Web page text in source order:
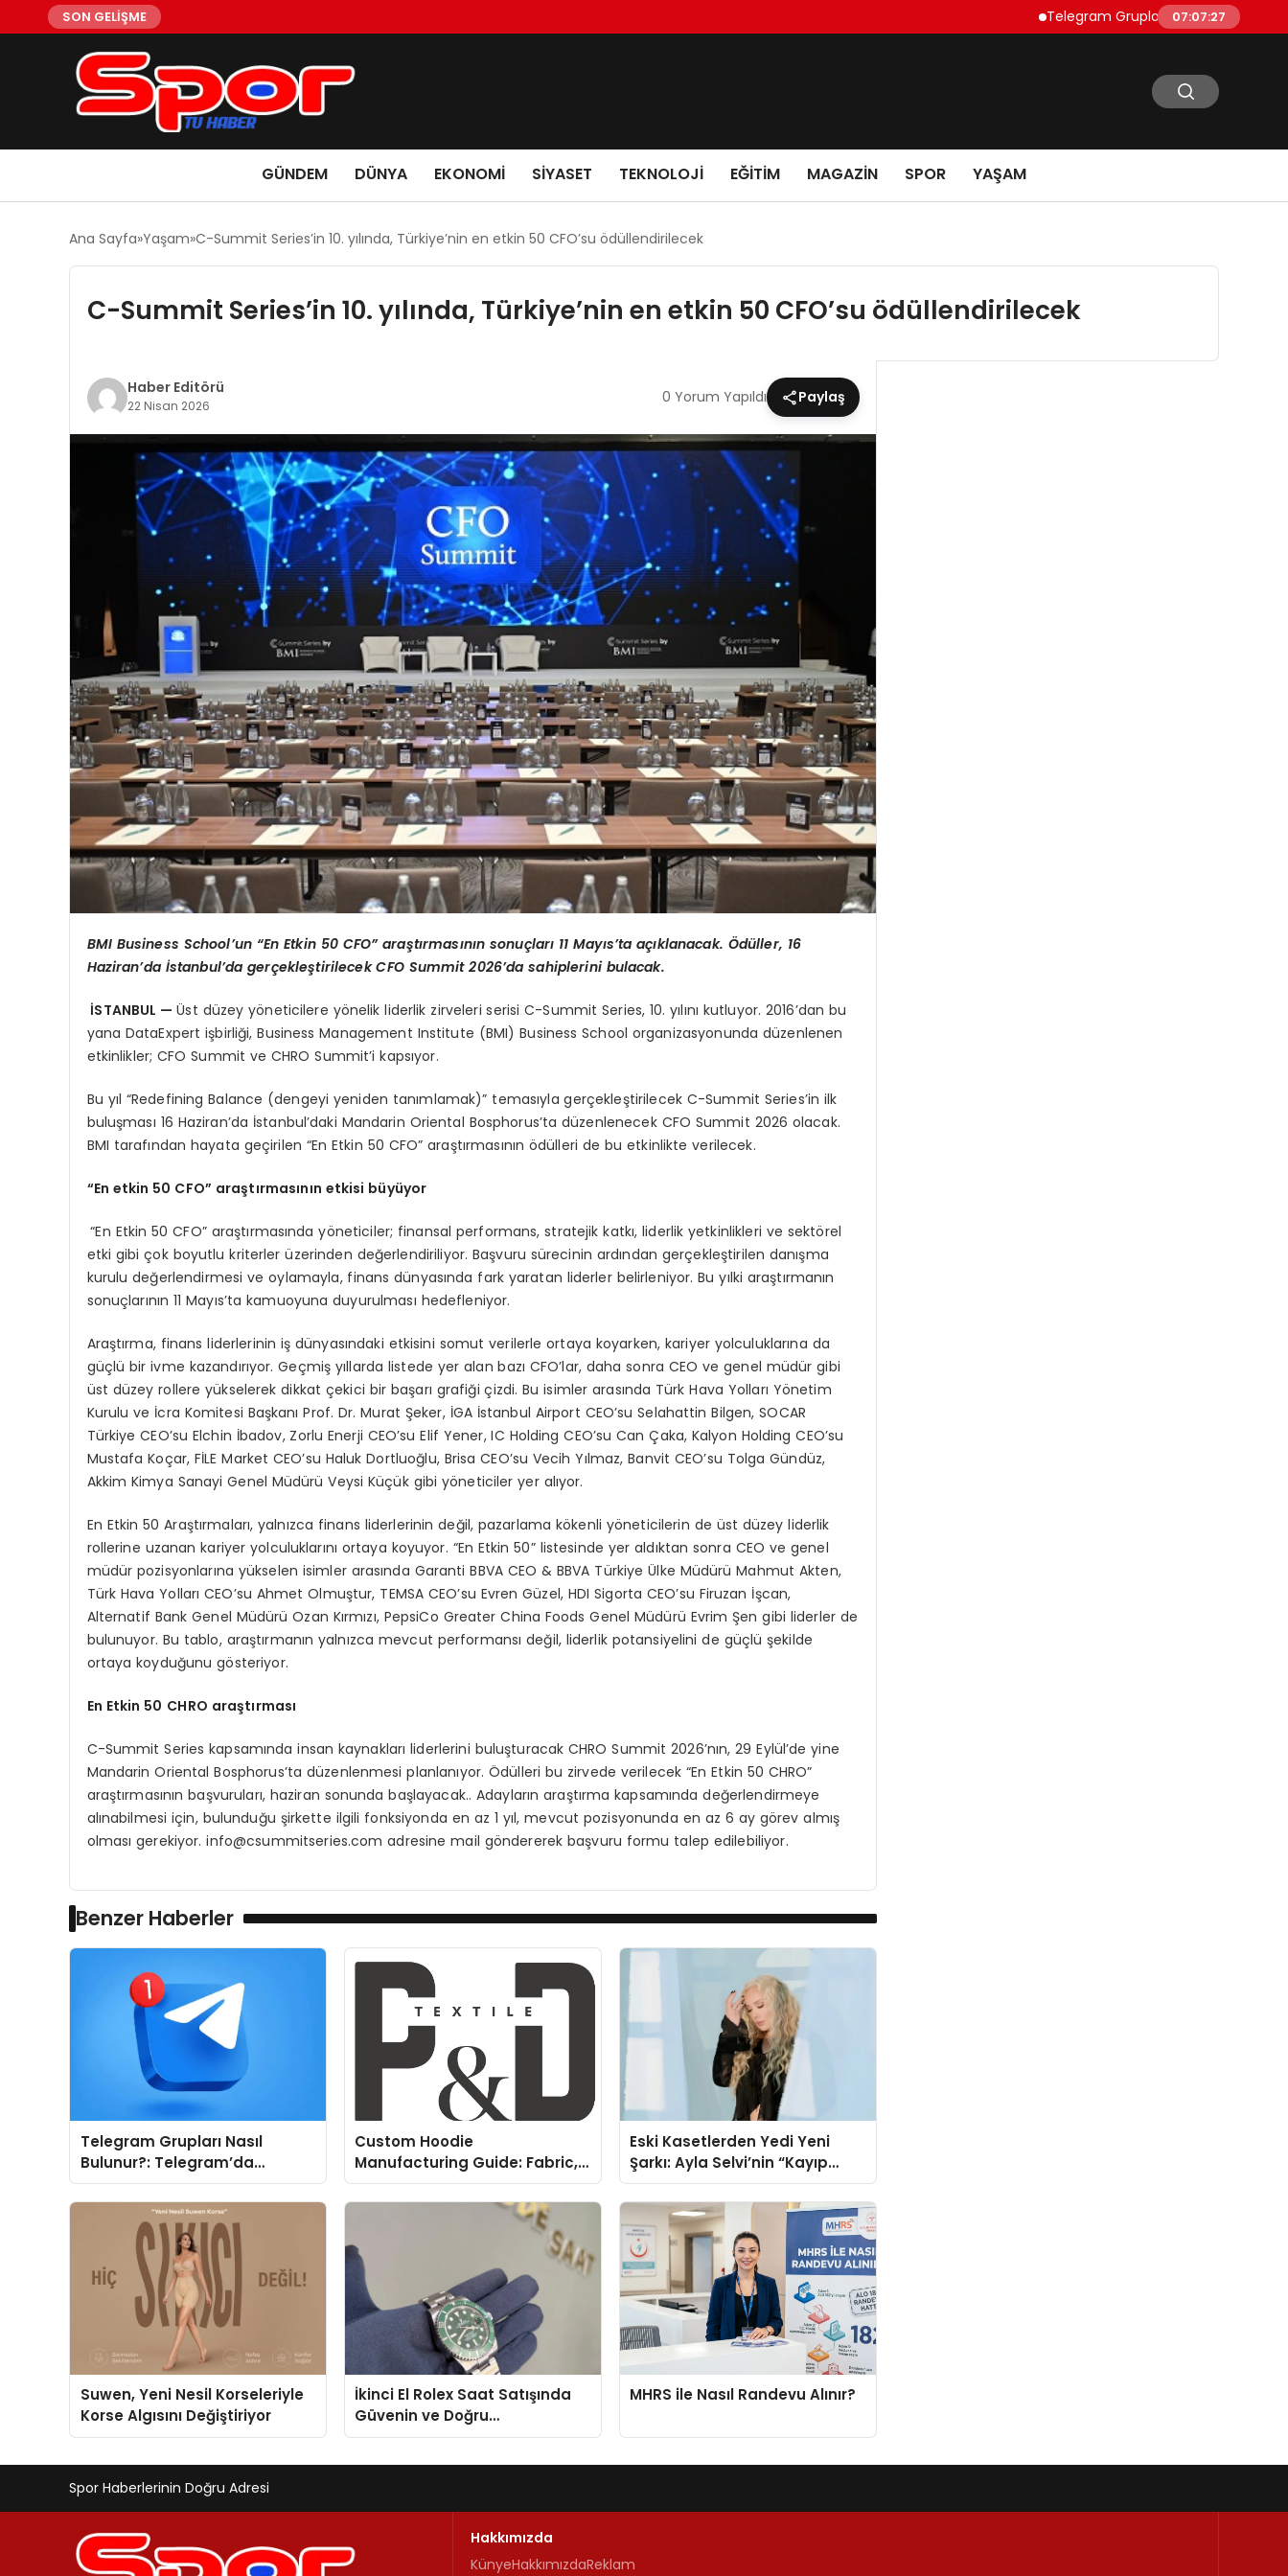
SON GELİŞME Telegram Grupları Nasıl Bulunur?:
07:07:28
GÜNDEM DÜNYA EKONOMI SIYASET TEKNOLOJI EĞITIM MAGAZIN SPOR YAŞAM
Ana Sayfa Yaşam C-Summit Series’in 10. yılında, Türkiye’nin en etkin 50 CFO’su ödüllendirilecek
C-Summit Series’in 10. yılında, Türkiye’nin en etkin 50 CFO’su ödüllendirilecek
Haber Editörü
22 Nisan 2026 0 Yorum Yapıldı Paylaş
BMI Business School’un “En Etkin 50 CFO” araştırmasının sonuçları 11 Mayıs’ta açıklanacak. Ödüller, 16
Haziran’da İstanbul’da gerçekleştirilecek CFO Summit 2026’da sahiplerini bulacak.
İSTANBUL —Üst düzey yöneticilere yönelik liderlik zirveleri serisi C-Summit Series, 10. yılını kutluyor. 2016’dan bu
yana DataExpert işbirliği, Business Management Institute (BMI) Business School organizasyonunda düzenlenen
etkinlikler; CFO Summit ve CHRO Summit’i kapsıyor.
Bu yıl “Redefining Balance (dengeyi yeniden tanımlamak)” temasıyla gerçekleştirilecek C-Summit Series’in ilk
buluşması 16 Haziran’da İstanbul’daki Mandarin Oriental Bosphorus’ta düzenlenecek CFO Summit 2026 olacak.
BMI tarafından hayata geçirilen “En Etkin 50 CFO” araştırmasının ödülleri de bu etkinlikte verilecek.
“En etkin 50 CFO” araştırmasının etkisi büyüyor
“En Etkin 50 CFO” araştırmasında yöneticiler; finansal performans, stratejik katkı, liderlik yetkinlikleri ve sektörel
etki gibi çok boyutlu kriterler üzerinden değerlendiriliyor. Başvuru sürecinin ardından gerçekleştirilen danışma
kurulu değerlendirmesi ve oylamayla, finans dünyasında fark yaratan liderler belirleniyor. Bu yılki araştırmanın
sonuçlarının 11 Mayıs’ta kamuoyuna duyurulması hedefleniyor.
Araştırma, finans liderlerinin iş dünyasındaki etkisini somut verilerle ortaya koyarken, kariyer yolculuklarına da
güçlü bir ivme kazandırıyor. Geçmiş yıllarda listede yer alan bazı CFO’lar, daha sonra CEO ve genel müdür gibi
üst düzey rollere yükselerek dikkat çekici bir başarı grafiği çizdi. Bu isimler arasında Türk Hava Yolları Yönetim
Kurulu ve İcra Komitesi Başkanı Prof. Dr. Murat Şeker, İGA İstanbul Airport CEO’su Selahattin Bilgen, SOCAR
Türkiye CEO’su Elchin İbadov, Zorlu Enerji CEO’su Elif Yener, IC Holding CEO’su Can Çaka, Kalyon Holding CEO’su
Mustafa Koçar, FİLE Market CEO’su Haluk Dortluoğlu, Brisa CEO’su Vecih Yılmaz, Banvit CEO’su Tolga Gündüz,
Akkim Kimya Sanayi Genel Müdürü Veysi Küçük gibi yöneticiler yer alıyor.
En Etkin 50 Araştırmaları, yalnızca finans liderlerinin değil, pazarlama kökenli yöneticilerin de üst düzey liderlik
rollerine uzanan kariyer yolculuklarını ortaya koyuyor. “En Etkin 50” listesinde yer aldıktan sonra CEO ve genel
müdür pozisyonlarına yükselen isimler arasında Garanti BBVA CEO & BBVA Türkiye Ülke Müdürü Mahmut Akten,
Türk Hava Yolları CEO’su Ahmet Olmuştur, TEMSA CEO’su Evren Güzel, HDI Sigorta CEO’su Firuzan İşcan,
Alternatif Bank Genel Müdürü Ozan Kırmızı, PepsiCo Greater China Foods Genel Müdürü Evrim Şen gibi liderler de
bulunuyor. Bu tablo, araştırmanın yalnızca mevcut performansı değil, liderlik potansiyelini de güçlü şekilde
ortaya koyduğunu gösteriyor.
En Etkin 50 CHRO araştırması
C-Summit Series kapsamında insan kaynakları liderlerini buluşturacak CHRO Summit 2026’nın, 29 Eylül’de yine
Mandarin Oriental Bosphorus’ta düzenlenmesi planlanıyor. Ödülleri bu zirvede verilecek “En Etkin 50 CHRO”
araştırmasının başvuruları, haziran sonunda başlayacak.. Adayların araştırma kapsamında değerlendirmeye
alınabilmesi için, bulunduğu şirkette ilgili fonksiyonda en az 1 yıl, mevcut pozisyonunda en az 6 ay görev almış
olması gerekiyor.info@csummitseries.com adresine mail göndererek başvuru formu talep edilebiliyor.
Benzer Haberler
Telegram Grupları Nasıl
Bulunur?: Telegram’da
Topluluk Deneyimini
Geliştirmek
Custom Hoodie
Manufacturing Guide: Fabric,
Fit and Printing Options
Eski Kasetlerden Yedi Yeni
Şarkı: Ayla Selvi’nin “Kayıp
Kasetler 1” Albümü 31
Temmuz’da Çıktı
Suwen, Yeni Nesil Korseleriyle
Korse Algısını Değiştiriyor
İkinci El Rolex Saat Satışında
Güvenin ve Doğru
Değerlemenin Adresi
MHRS ile Nasıl Randevu Alınır?
Spor Haberlerinin Doğru Adresi
Hakkımızda
KünyeHakkımızdaReklam